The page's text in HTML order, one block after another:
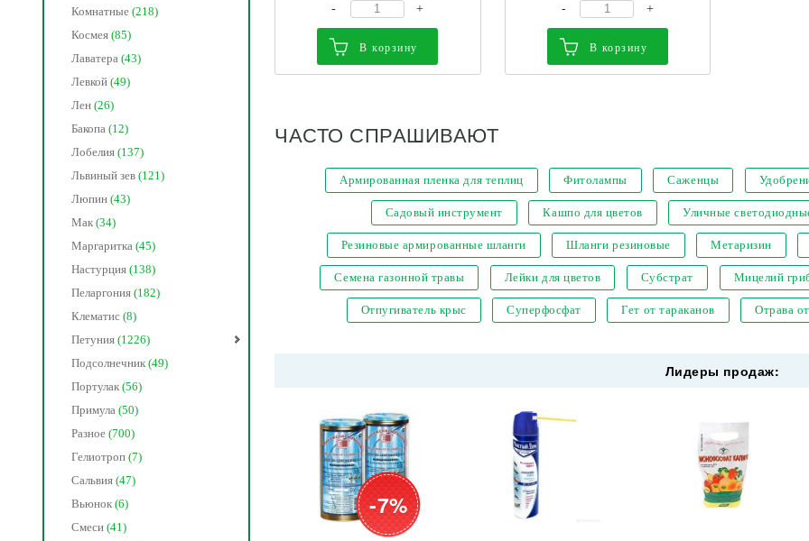
Комнатные (218)
Космея (85)
Лаватера (43)
Левкой (49)
Лен (26)
Бакопа (12)
Лобелия (137)
Львиный зев (121)
Люпин (43)
Мак (34)
Маргаритка (45)
Настурция (138)
Пеларгония (182)
Клематис (8)
Петуния (1226)
Подсолнечник (49)
Портулак (56)
Примула (50)
Разное (700)
Гелиотроп (7)
Сальвия (47)
Вьюнок (6)
Смеси (41)
- +
В корзину
- +
В корзину
ЧАСТО СПРАШИВАЮТ
Армированная пленка для теплиц Фитолампы Саженцы
Садовый инструмент Кашпо для цветов Уличные
Резиновые армированные шланги Шланги резиновые Метаризин
Семена газонной травы Лейки для цветов Субстрат Мицелий
Отпугиватель крыс Суперфосфат Гет от тараканов Отрава
Лидеры продаж:
-7%